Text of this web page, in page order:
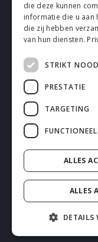
2026
Cookies
Privacy
Disclaimer
Algemene
die deze kunnen
informatie die u aan
die zij hebben
van hun diensten.
STRIKT
PRESTATIE
TARGETING
FUNCTIONEEL
ALLES
ALLES
DETAILS